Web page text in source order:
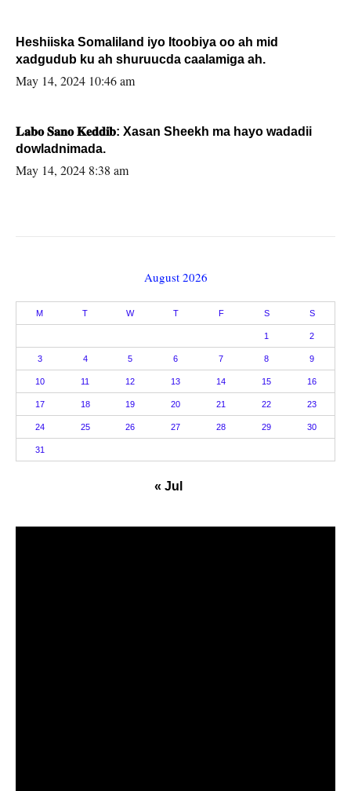
Heshiiska Somaliland iyo Itoobiya oo ah mid
xadgudub ku ah shuruucda caalamiga ah.
May 14, 2024 10:46 am
𝐋𝐚𝐛𝐨 𝐒𝐚𝐧𝐨 𝐊𝐞𝐝𝐝𝐢𝐛: Xasan Sheekh ma hayo wadadii
dowladnimada.
May 14, 2024 8:38 am
August 2026
M T W T F S S
1 2
3 4 5 6 7 8 9
10 11 12 13 14 15 16
17 18 19 20 21 22 23
24 25 26 27 28 29 30
31
« Jul